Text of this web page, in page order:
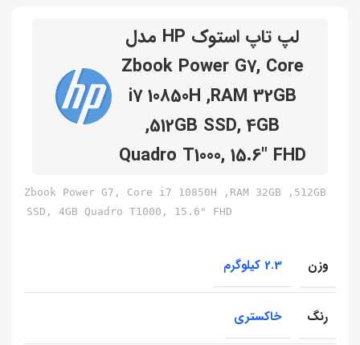
لپ تاپ استوک HP مدل
Zbook Power G7, Core
i7 10850H ,RAM 32GB
,512GB SSD, 4GB
Quadro T1000, 15.6″ FHD
Zbook Power G7, Core i7 10850H ,RAM 32GB ,512GB
SSD, 4GB Quadro T1000, 15.6" FHD
وزن 2.3 کیلوگرم
رنگ خاکستری